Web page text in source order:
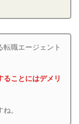
職エージェント
ることにはデメリ
。